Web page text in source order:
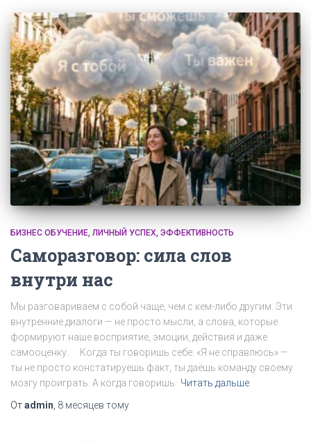
БИЗНЕС ОБУЧЕНИЕ ЛИЧНЫЙ УСПЕХ ЭФФЕКТИВНОСТЬ
Саморазговор: сила слов
внутри нас
Мы разговариваем с собой чаще, чем с кем-либо другим. Эти
внутренние диалоги — не просто мысли, а слова, которые
формируют наше восприятие, эмоции, действия и даже
самооценку. ⠀ Когда ты говоришь себе: «Я не справлюсь» —
ты не просто констатируешь факт, ты даёшь команду своему
мозгу проиграть. А когда говоришь: Читать дальше
Отadmin, 8 месяцев тому